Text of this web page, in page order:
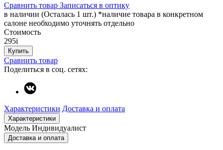
Сравнить товар Записаться в оптику
в наличии (Осталась 1 шт.) *наличие товара в конкретном
салоне необходимо уточнять отдельно
Стоимость
295i
Купить
Сравнить товар
Поделиться в соц. сетях:
Характеристики Доставка и оплата
Характеристики
Модель Индивидуалист
Доставка и оплата